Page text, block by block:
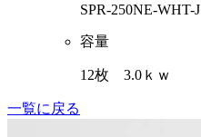
SPR-250NE-WHT-J
容量
12枚 3.0ｋｗ
一覧に戻る